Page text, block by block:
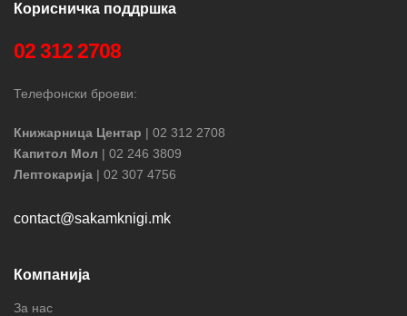
Корисничка поддршка
02 312 2708
Телефонски броеви:
Книжарница Центар | 02 312 2708
Капитол Мол | 02 246 3809
Лептокарија | 02 307 4756
contact@sakamknigi.mk
Компанија
За нас